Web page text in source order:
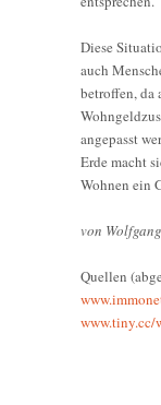
Diese
auch
betroffen, da
angepasst
Erde macht
Wohnen ein
von
Quellen
www.tiny.cc/